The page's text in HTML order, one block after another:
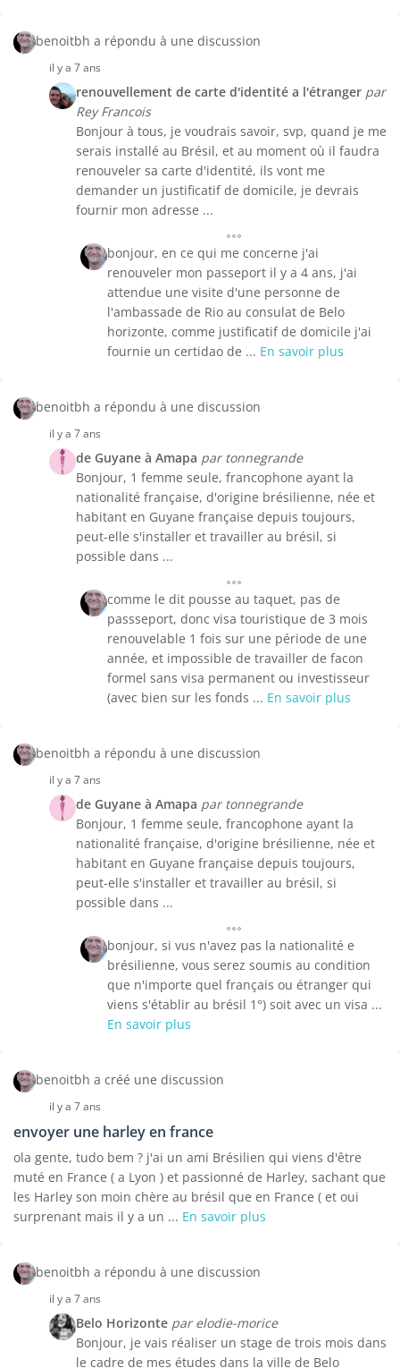
benoitbh a répondu à une discussion
il y a 7 ans
renouvellement de carte d'identité a l'étranger par
Rey Francois
Bonjour à tous, je voudrais savoir, svp, quand je me
serais installé au Brésil, et au moment où il faudra
renouveler sa carte d'identité, ils vont me
demander un justificatif de domicile, je devrais
fournir mon adresse ...
bonjour, en ce qui me concerne j'ai
renouveler mon passeport il y a 4 ans, j'ai
attendue une visite d'une personne de
l'ambassade de Rio au consulat de Belo
horizonte, comme justificatif de domicile j'ai
fournie un certidao de ... En savoir plus
benoitbh a répondu à une discussion
il y a 7 ans
de Guyane à Amapa par tonnegrande
Bonjour, 1 femme seule, francophone ayant la
nationalité française, d'origine brésilienne, née et
habitant en Guyane française depuis toujours,
peut-elle s'installer et travailler au brésil, si
possible dans ...
comme le dit pousse au taquet, pas de
passseport, donc visa touristique de 3 mois
renouvelable 1 fois sur une période de une
année, et impossible de travailler de facon
formel sans visa permanent ou investisseur
(avec bien sur les fonds ... En savoir plus
benoitbh a répondu à une discussion
il y a 7 ans
de Guyane à Amapa par tonnegrande
Bonjour, 1 femme seule, francophone ayant la
nationalité française, d'origine brésilienne, née et
habitant en Guyane française depuis toujours,
peut-elle s'installer et travailler au brésil, si
possible dans ...
bonjour, si vus n'avez pas la nationalité e
brésilienne, vous serez soumis au condition
que n'importe quel français ou étranger qui
viens s'établir au brésil 1°) soit avec un visa ...
En savoir plus
benoitbh a créé une discussion
il y a 7 ans
envoyer une harley en france
ola gente, tudo bem ? j'ai un ami Brésilien qui viens d'être
muté en France ( a Lyon ) et passionné de Harley, sachant que
les Harley son moin chère au brésil que en France ( et oui
surprenant mais il y a un ... En savoir plus
benoitbh a répondu à une discussion
il y a 7 ans
Belo Horizonte par elodie-morice
Bonjour, je vais réaliser un stage de trois mois dans
le cadre de mes études dans la ville de Belo